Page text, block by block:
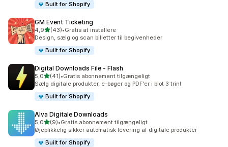
Built for Shopify
GM Event Ticketing
4,9ud af 5 stjerner
(43)
43 anmeldelser i alt
•Gratis at installere
Design, sælg og scan billetter til begivenheder
Built for Shopify
Digital Downloads File ‑ Flash
5,0ud af 5 stjerner
(41)
41 anmeldelser i alt
•Gratis abonnement tilgængeligt
Sælg digitale produkter, e-bøger og PDF'er i blot 3 trin!
Built for Shopify
Alva Digitale Downloads
5,0ud af 5 stjerner
(9)
9 anmeldelser i alt
•Gratis abonnement tilgængeligt
Øjeblikkelig sikker automatisk levering af digitale produkter
Built for Shopify